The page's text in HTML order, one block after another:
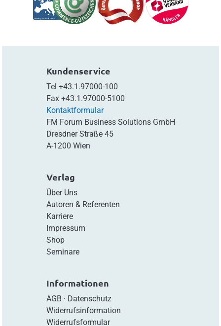
Kundenservice
Tel +43.1.97000-100
Fax +43.1.97000-5100
Kontaktformular
FM Forum Business Solutions GmbH
Dresdner Straße 45
A-1200 Wien
Verlag
Über Uns
Autoren & Referenten
Karriere
Impressum
Shop
Seminare
Informationen
AGB · Datenschutz
Widerrufsinformation
Widerrufsformular